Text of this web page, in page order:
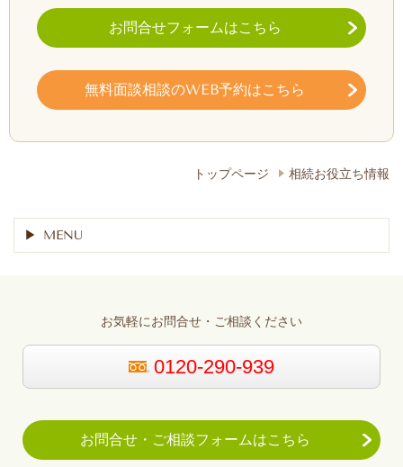
お問合せフォームはこちら
無料面談相談のWEB予約はこちら
トップページ 相続お役立ち情報
MENU
お気軽にお問合せ・ご相談ください
0120-290-939
お問合せ・ご相談フォームはこちら